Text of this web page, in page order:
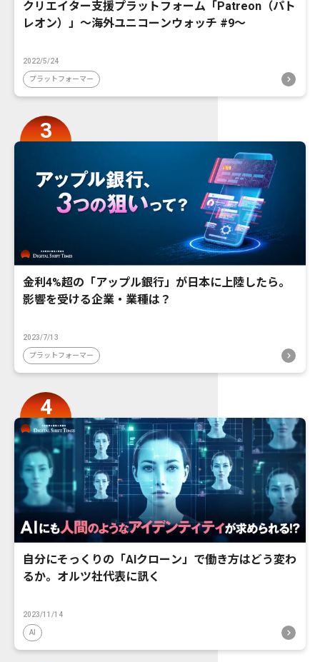
クリエイター支援プラットフォーム「Patreon（パト
レオン）」〜海外ユニコーンウォッチ #9〜
2022/5/24
プラットフォーマー
金利4%超の「アップル銀行」が日本に上陸したら。
影響を受ける企業・業種は？
2023/7/13
プラットフォーマー
自分にそっくりの「AIクローン」で働き方はどう変わ
るか。オルツ社代表に訊く
2023/11/14
AI